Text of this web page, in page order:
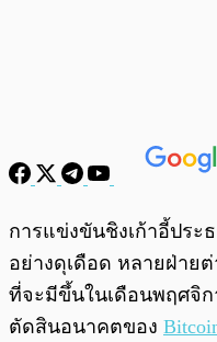
พร้อมเล่น
การแข่งขันชิงเก้าอี้ประ
อย่างดุเดือด หลายฝ่าย
ที่จะมีขึ้นในเดือนพฤศจิก
ตัดสินอนาคตของ